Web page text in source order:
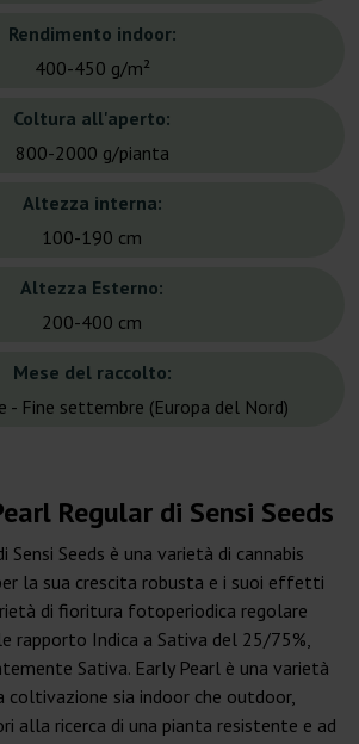
Rendimento indoor:
400-450 g/m²
Coltura all'aperto:
800-2000 g/pianta
Altezza interna:
100-190 cm
Altezza Esterno:
200-400 cm
Mese del raccolto:
Fine settembre (Europa del Nord)
Regular di Sensi Seeds
Sensi Seeds è una varietà di cannabis
la sua crescita robusta e i suoi effetti
di fioritura fotoperiodica regolare
rapporto Indica a Sativa del 25/75%,
Sativa. Early Pearl è una varietà
sia indoor che outdoor,
alla ricerca di una pianta resistente e ad